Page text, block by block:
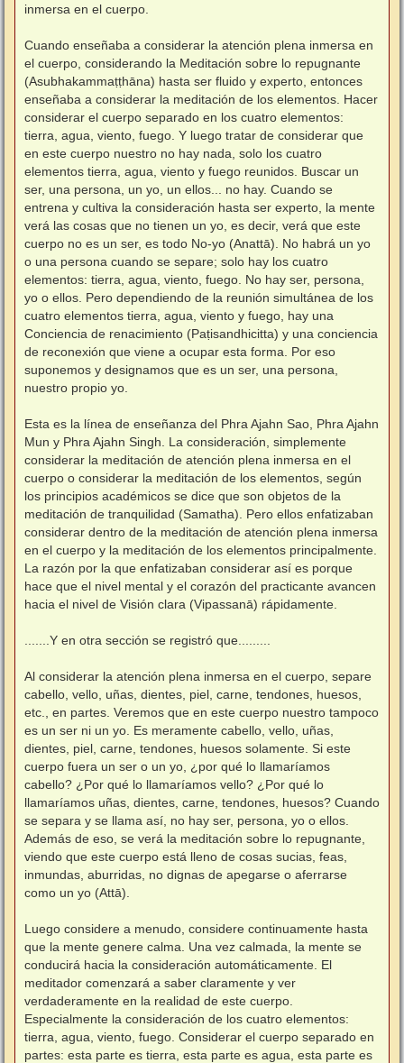
inmersa en el cuerpo.
Cuando enseñaba a considerar la atención plena inmersa en
el cuerpo, considerando la Meditación sobre lo repugnante
(Asubhakammaṭṭhāna) hasta ser fluido y experto, entonces
enseñaba a considerar la meditación de los elementos. Hacer
considerar el cuerpo separado en los cuatro elementos:
tierra, agua, viento, fuego. Y luego tratar de considerar que
en este cuerpo nuestro no hay nada, solo los cuatro
elementos tierra, agua, viento y fuego reunidos. Buscar un
ser, una persona, un yo, un ellos... no hay. Cuando se
entrena y cultiva la consideración hasta ser experto, la mente
verá las cosas que no tienen un yo, es decir, verá que este
cuerpo no es un ser, es todo No-yo (Anattā). No habrá un yo
o una persona cuando se separe; solo hay los cuatro
elementos: tierra, agua, viento, fuego. No hay ser, persona,
yo o ellos. Pero dependiendo de la reunión simultánea de los
cuatro elementos tierra, agua, viento y fuego, hay una
Conciencia de renacimiento (Paṭisandhicitta) y una conciencia
de reconexión que viene a ocupar esta forma. Por eso
suponemos y designamos que es un ser, una persona,
nuestro propio yo.
Esta es la línea de enseñanza del Phra Ajahn Sao, Phra Ajahn
Mun y Phra Ajahn Singh. La consideración, simplemente
considerar la meditación de atención plena inmersa en el
cuerpo o considerar la meditación de los elementos, según
los principios académicos se dice que son objetos de la
meditación de tranquilidad (Samatha). Pero ellos enfatizaban
considerar dentro de la meditación de atención plena inmersa
en el cuerpo y la meditación de los elementos principalmente.
La razón por la que enfatizaban considerar así es porque
hace que el nivel mental y el corazón del practicante avancen
hacia el nivel de Visión clara (Vipassanā) rápidamente.
.......Y en otra sección se registró que.........
Al considerar la atención plena inmersa en el cuerpo, separe
cabello, vello, uñas, dientes, piel, carne, tendones, huesos,
etc., en partes. Veremos que en este cuerpo nuestro tampoco
es un ser ni un yo. Es meramente cabello, vello, uñas,
dientes, piel, carne, tendones, huesos solamente. Si este
cuerpo fuera un ser o un yo, ¿por qué lo llamaríamos
cabello? ¿Por qué lo llamaríamos vello? ¿Por qué lo
llamaríamos uñas, dientes, carne, tendones, huesos? Cuando
se separa y se llama así, no hay ser, persona, yo o ellos.
Además de eso, se verá la meditación sobre lo repugnante,
viendo que este cuerpo está lleno de cosas sucias, feas,
inmundas, aburridas, no dignas de apegarse o aferrarse
como un yo (Attā).
Luego considere a menudo, considere continuamente hasta
que la mente genere calma. Una vez calmada, la mente se
conducirá hacia la consideración automáticamente. El
meditador comenzará a saber claramente y ver
verdaderamente en la realidad de este cuerpo.
Especialmente la consideración de los cuatro elementos:
tierra, agua, viento, fuego. Considerar el cuerpo separado en
partes: esta parte es tierra, esta parte es agua, esta parte es